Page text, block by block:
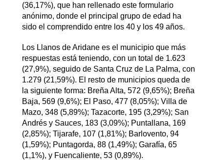
(36,17%), que han rellenado este formulario
anónimo, donde el principal grupo de edad ha
sido el comprendido entre los 40 y los 49 años.
Los Llanos de Aridane es el municipio que más
respuestas está teniendo, con un total de 1.623
(27,9%), seguido de Santa Cruz de La Palma, con
1.279 (21,59%). El resto de municipios queda de
la siguiente forma: Breña Alta, 572 (9,65%); Breña
Baja, 569 (9,6%); El Paso, 477 (8,05%); Villa de
Mazo, 348 (5,89%); Tazacorte, 195 (3,29%); San
Andrés y Sauces, 183 (3,09%); Puntallana, 169
(2,85%); Tijarafe, 107 (1,81%); Barlovento, 94
(1,59%); Puntagorda, 88 (1,49%); Garafía, 65
(1,1%), y Fuencaliente, 53 (0,89%).